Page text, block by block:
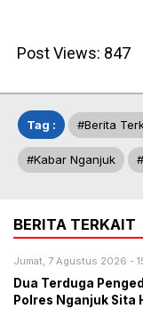
Post Views: 847
Tag : #berita
#kabar Nganjuk
BERITA TERKAIT
Jumat, 7 Agustus 2026 -
Dua Terduga
Polres Nganjuk Sita